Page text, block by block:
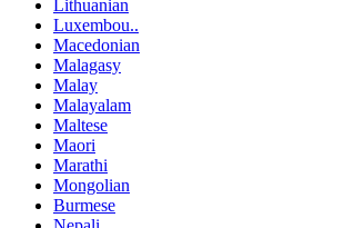
Lithuanian
Luxembou..
Macedonian
Malagasy
Malay
Malayalam
Maltese
Maori
Marathi
Mongolian
Burmese